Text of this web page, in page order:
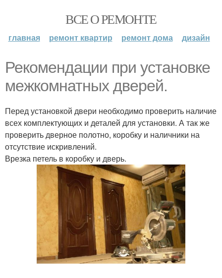
ВСЕ О РЕМОНТЕ
главная ремонт квартир ремонт дома дизайн
Рекомендации при установке
межкомнатных дверей.
Перед установкой двери необходимо проверить наличие
всех комплектующих и деталей для установки. А так же
проверить дверное полотно, коробку и наличники на
отсутствие искривлений.
Врезка петель в коробку и дверь.